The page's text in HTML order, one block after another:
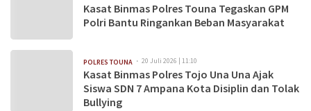
Kasat Binmas Polres Touna Tegaskan GPM
Polri Bantu Ringankan Beban Masyarakat
POLRES TOUNA 20 Juli 2026 | 11:10
Kasat Binmas Polres Tojo Una Una Ajak
Siswa SDN 7 Ampana Kota Disiplin dan Tolak
Bullying